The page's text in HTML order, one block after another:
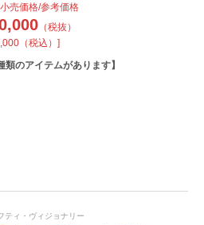
売価格/参考価格
（税抜）
（税込）]
類のアイテムがあります】
ティ・ヴィジョナリー